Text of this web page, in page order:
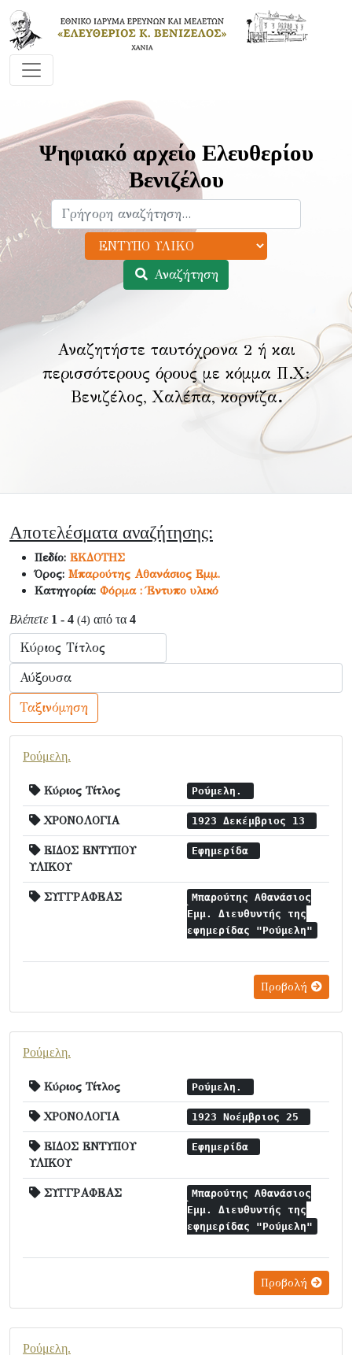
Ψηφιακό αρχείο Ελευθερίου
Βενιζέλου
Αναζήτηση
Αναζητήστε ταυτόχρονα 2 ή και
περισσότερους όρους με κόμμα Π.Χ:
Βενιζέλος, Χαλέπα, κορνίζα.
Αποτελέσματα αναζήτησης:
Πεδίο: ΕΚΔΟΤΗΣ
Όρος: Μπαρούτης Αθανάσιος Εμμ.
Κατηγορία: Φόρμα : Έντυπο υλικό
Βλέπετε 1 - 4 (4) από τα 4
Ταξινόμηση
Ρούμελη.
Κύριος Τίτλος Ρούμελη.
ΧΡΟΝΟΛΟΓΙΑ 1923 Δεκέμβριος 13
ΕΙΔΟΣ ΕΝΤΥΠΟΥ
ΥΛΙΚΟΥ
Εφημερίδα
ΣΥΓΓΡΑΦΕΑΣ
Μπαρούτης Αθανάσιος
Εμμ. Διευθυντής της
εφημερίδας "Ρούμελη"
Προβολή
Ρούμελη.
Κύριος Τίτλος Ρούμελη.
ΧΡΟΝΟΛΟΓΙΑ 1923 Νοέμβριος 25
ΕΙΔΟΣ ΕΝΤΥΠΟΥ
ΥΛΙΚΟΥ
Εφημερίδα
ΣΥΓΓΡΑΦΕΑΣ
Μπαρούτης Αθανάσιος
Εμμ. Διευθυντής της
εφημερίδας "Ρούμελη"
Προβολή
Ρούμελη.